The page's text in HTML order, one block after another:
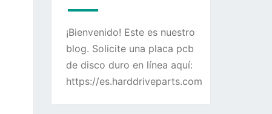
¡Bienvenido! Este es nuestro
blog. Solicite una placa pcb
de disco duro en línea aquí:
https://es.harddriveparts.com